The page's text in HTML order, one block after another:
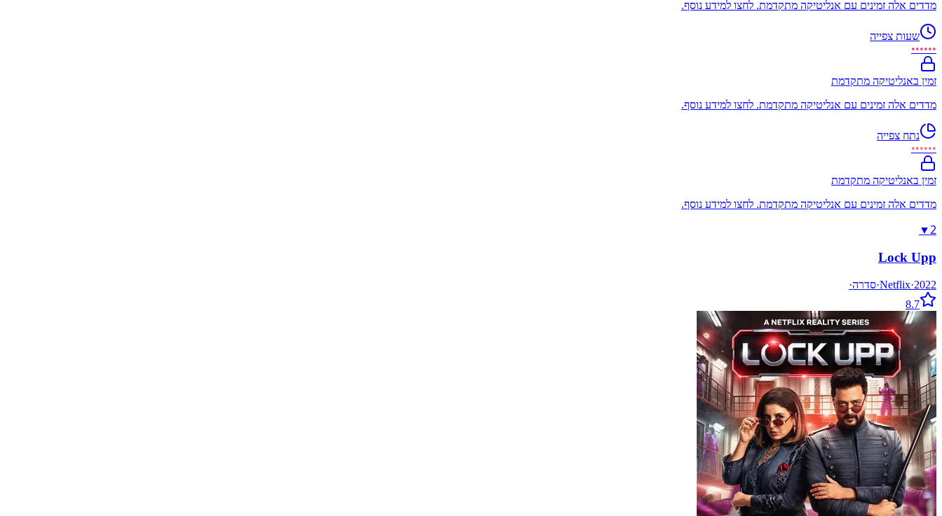
מדדים אלה זמינים עם אנליטיקה מתקדמת. לחצו למידע נוסף.
שעות צפייה
••••••
זמין באנליטיקה מתקדמת
מדדים אלה זמינים עם אנליטיקה מתקדמת. לחצו למידע נוסף.
נתח צפייה
••••••
זמין באנליטיקה מתקדמת
מדדים אלה זמינים עם אנליטיקה מתקדמת. לחצו למידע נוסף.
2
▼
Lock Upp
2022
·
Netflix
·סדרה·
8.7